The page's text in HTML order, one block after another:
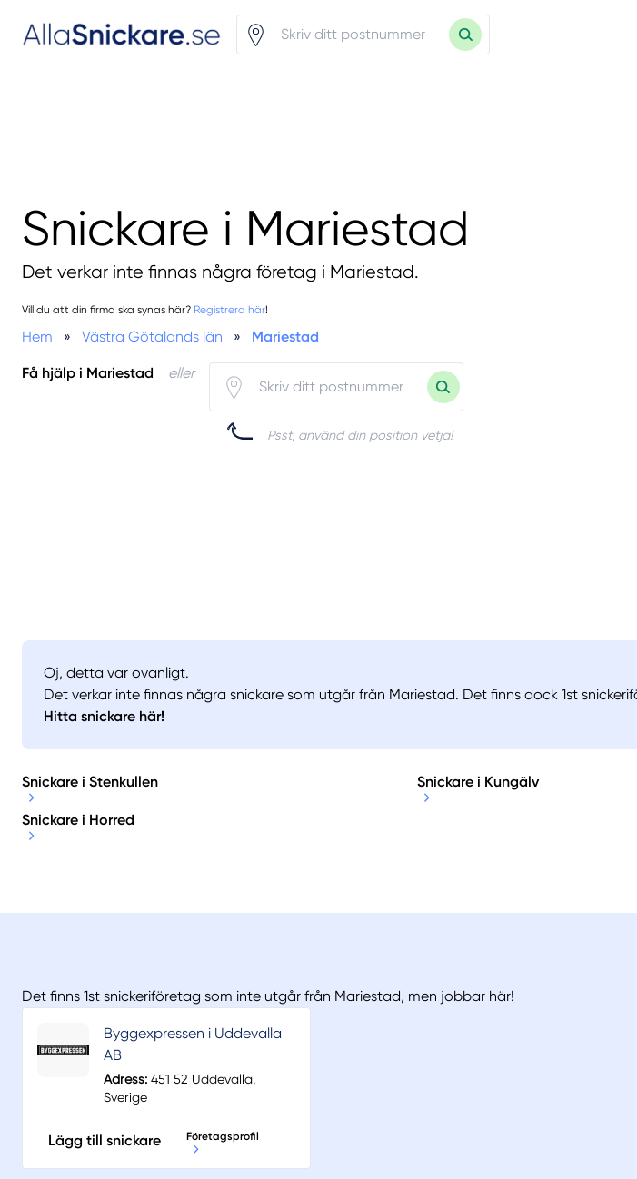
Snickare i Mariestad
Det verkar inte finnas några företag i Mariestad.
Vill du att din firma ska synas här? Registrera här!
Hem » Västra Götalands län » Mariestad
Få hjälp i Mariestad eller
Psst, använd din position vetja!
Oj, detta var ovanligt.
Det verkar inte finnas några snickare som utgår från Mariestad. Det finns dock 1st
Hitta snickare här!
Snickare i Stenkullen Snickare i Kungälv
Snickare i Horred
Det finns 1st snickeriföretag som inte utgår från Mariestad, men jobbar här!
Byggexpressen i Uddevalla
AB
Adress: 451 52 Uddevalla,
Sverige
Lägg till snickare Företagsprofil